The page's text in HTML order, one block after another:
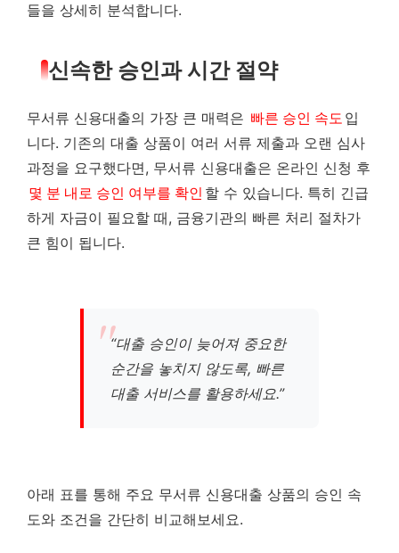
들을 상세히 분석합니다.
신속한 승인과 시간 절약
무서류 신용대출의 가장 큰 매력은 빠른 승인 속도 입
니다. 기존의 대출 상품이 여러 서류 제출과 오랜 심사
과정을 요구했다면, 무서류 신용대출은 온라인 신청 후
몇 분 내로 승인 여부를 확인 할 수 있습니다. 특히 긴급
하게 자금이 필요할 때, 금융기관의 빠른 처리 절차가
큰 힘이 됩니다.
“대출 승인이 늦어져 중요한
순간을 놓치지 않도록, 빠른
대출 서비스를 활용하세요.”
아래 표를 통해 주요 무서류 신용대출 상품의 승인 속
도와 조건을 간단히 비교해보세요.